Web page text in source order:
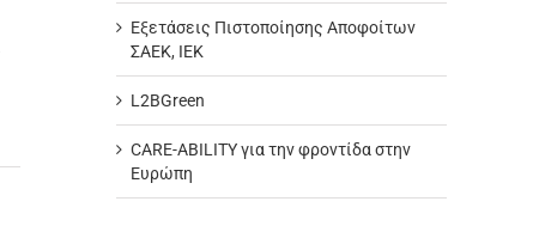
Εξετάσεις Πιστοποίησης Αποφοίτων
ΣΑΕΚ, ΙΕΚ
L2BGreen
CARE-ABILITY για την φροντίδα στην
Ευρώπη